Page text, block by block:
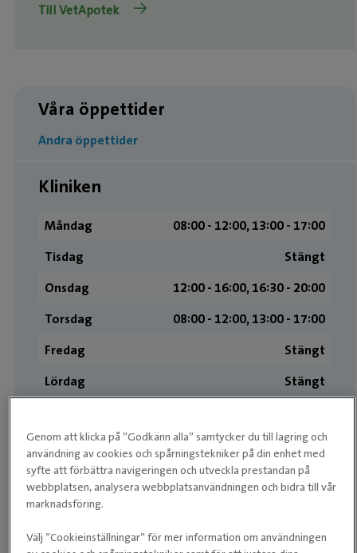
Till VetApotek
Våra öppettider
Andra öppettider
Kliniken
Måndag
08:00 ­- 12:00, 13:00 ­- 17:00
Tisdag
Stängt
Onsdag
12:00 ­- 16:00, 16:30 ­- 20:00
Torsdag
08:00 ­- 12:00, 13:00 ­- 17:00
Fredag
Stängt
Lördag
Stängt
Medarbetare
Genom att klicka på ”Godkänn alla” samtycker du till lagring och
användning av cookies och spårningstekniker på din enhet med
syfte att förbättra navigeringen och utveckla prestandan på
webbplatsen, analysera webbplatsanvändningen och bidra till vår
marknadsföring.
Välj ”Cookieinställningar” för mer information om användningen